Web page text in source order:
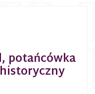
potańcówka